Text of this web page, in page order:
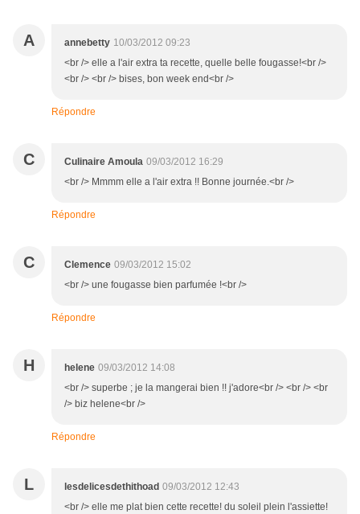
A annebetty 10/03/2012 09:23
<br /> elle a l'air extra ta recette, quelle belle fougasse!<br />
<br /> <br /> bises, bon week end<br />
Répondre
C Culinaire Amoula 09/03/2012 16:29
<br /> Mmmm elle a l'air extra !! Bonne journée.<br />
Répondre
C Clemence 09/03/2012 15:02
<br /> une fougasse bien parfumée !<br />
Répondre
H helene 09/03/2012 14:08
<br /> superbe ; je la mangerai bien !! j'adore<br /> <br /> <br
/> biz helene<br />
Répondre
L lesdelicesdethithoad 09/03/2012 12:43
<br /> elle me plat bien cette recette! du soleil plein l'assiette!